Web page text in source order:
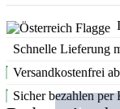
Schnelle Lieferung
Versandkostenfrei
Sicher bezahlen